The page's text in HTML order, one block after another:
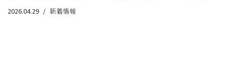
2026.04.29 新着情報